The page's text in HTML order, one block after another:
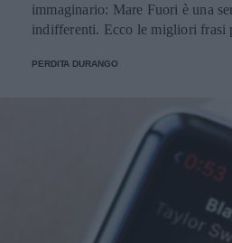
immaginario: Mare Fuori è una
indifferenti. Ecco le migliori frasi
PERDITA DURANGO